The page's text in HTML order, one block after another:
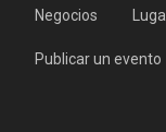
Negocios
Publicar un evento